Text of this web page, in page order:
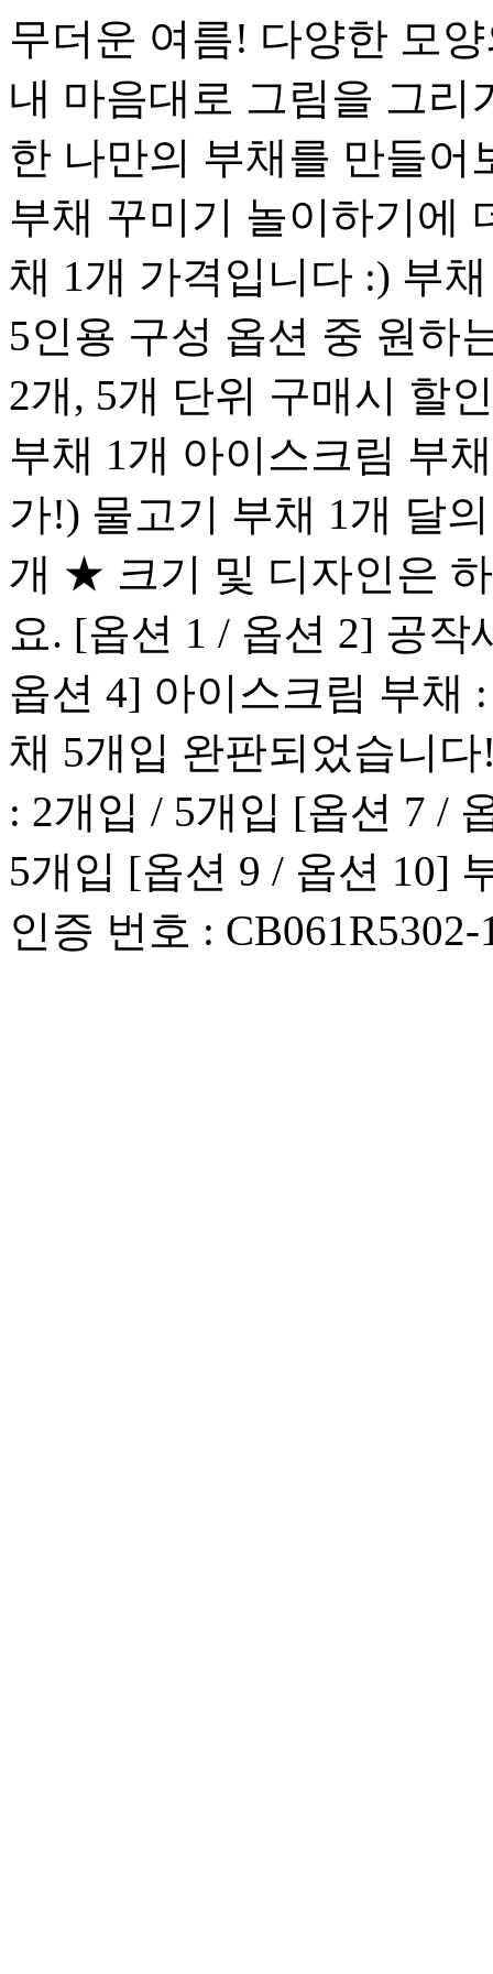
무더운 여름! 다양한 모
내 마음대로 그림을 그리
한 나만의 부채를 만들
부채 꾸미기 놀이하기에
채 1개 가격입니다 :) 부
5인용 구성 옵션 중 원하
2개, 5개 단위 구매시 할
부채 1개 아이스크림 부
가!) 물고기 부채 1개 달
개 ★ 크기 및 디자인은
요. [옵션 1 / 옵션 2] 공
옵션 4] 아이스크림 부채
채 5개입 완판되었습니
: 2개입 / 5개입 [옵션 7 /
5개입 [옵션 9 / 옵션 10]
인증 번호 : CB061R5302-